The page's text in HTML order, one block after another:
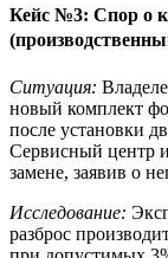
Кейс №3: Спор о
Ситуация:
новый комплект
после установки
Сервисный центр
замене, заявив о
Исследование:
разброс